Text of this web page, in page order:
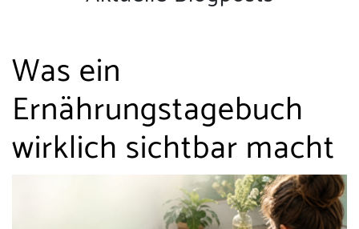
Was ein
Ernährungstagebuch
wirklich sichtbar macht